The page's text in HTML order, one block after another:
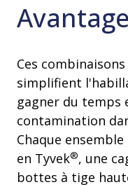
Ces
simplifient
gagner du temps
contamination
Chaque
en Tyvek®, une
bottes à tige